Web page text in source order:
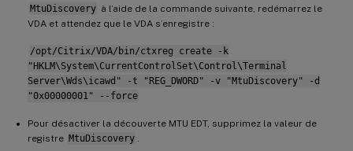
MtuDiscovery à l’aide de la commande suivante, redémarrez le
VDA et attendez que le VDA s’enregistre :
/opt/Citrix/VDA/bin/ctxreg create -k
"HKLM\System\CurrentControlSet\Control\Terminal
Server\Wds\icawd" -t "REG_DWORD" -v "MtuDiscovery" -d
"0x00000001" --force
Pour désactiver la découverte MTU EDT, supprimez la valeur de
registre MtuDiscovery